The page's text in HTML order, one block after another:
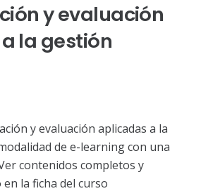
y evaluación
la gestión
y evaluación aplicadas a la
de e-learning con una
contenidos completos y
la ficha del curso